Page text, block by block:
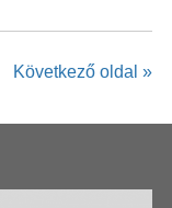
Következő oldal »